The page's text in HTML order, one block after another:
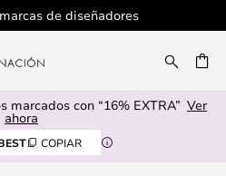
de diseñadores
marcados con “16% EXTRA” Ver
ahora
COPIAR